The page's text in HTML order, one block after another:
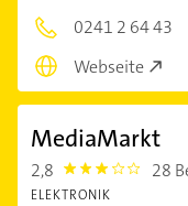
0241 2 64 43
Webseite
MediaMarkt
2,8 2.8 28
ELEKTRONIK